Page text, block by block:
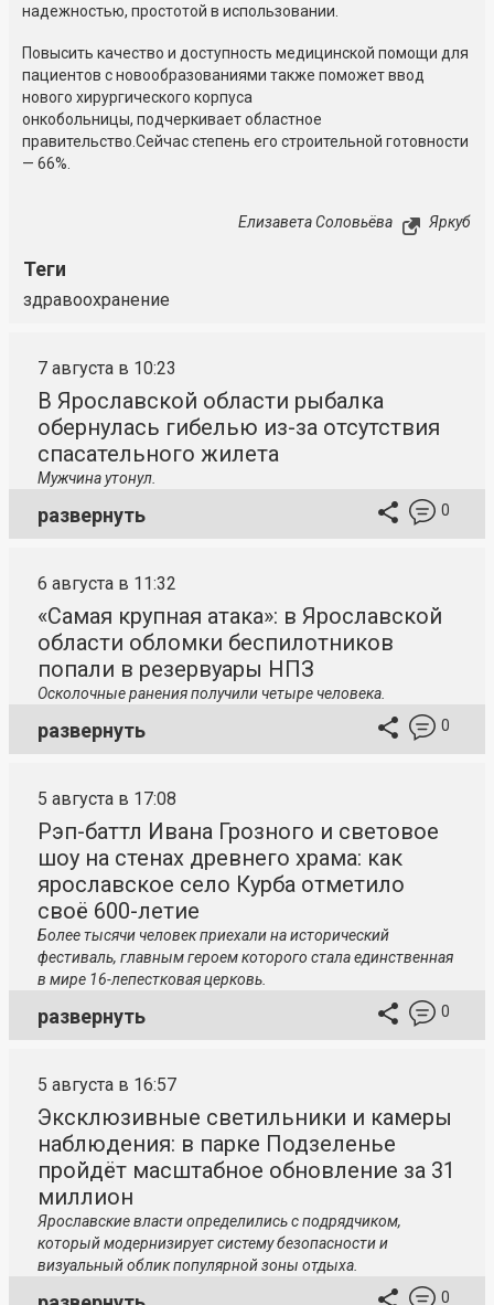
надежностью, простотой в использовании.
Повысить качество и доступность медицинской помощи для
пациентов с новообразованиями также поможет ввод
нового хирургического корпуса
онкобольницы, подчеркивает областное
правительство.Сейчас степень его строительной готовности
— 66%.
Елизавета Соловьёва Яркуб
Теги
здравоохранение
7 августа в 10:23
В Ярославской области рыбалка
обернулась гибелью из-за отсутствия
спасательного жилета
Мужчина утонул.
развернуть 0
6 августа в 11:32
«Самая крупная атака»: в Ярославской
области обломки беспилотников
попали в резервуары НПЗ
Осколочные ранения получили четыре человека.
развернуть 0
5 августа в 17:08
Рэп-баттл Ивана Грозного и световое
шоу на стенах древнего храма: как
ярославское село Курба отметило
своё 600-летие
Более тысячи человек приехали на исторический
фестиваль, главным героем которого стала единственная
в мире 16-лепестковая церковь.
развернуть 0
5 августа в 16:57
Эксклюзивные светильники и камеры
наблюдения: в парке Подзеленье
пройдёт масштабное обновление за 31
миллион
Ярославские власти определились с подрядчиком,
который модернизирует систему безопасности и
визуальный облик популярной зоны отдыха.
0